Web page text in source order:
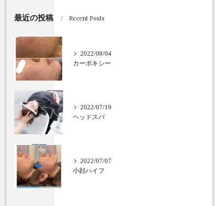
最近の投稿 Recent Posts
2022/08/04
カーボキシー
2022/07/19
ヘッドスパ
2022/07/07
小顔ハイフ